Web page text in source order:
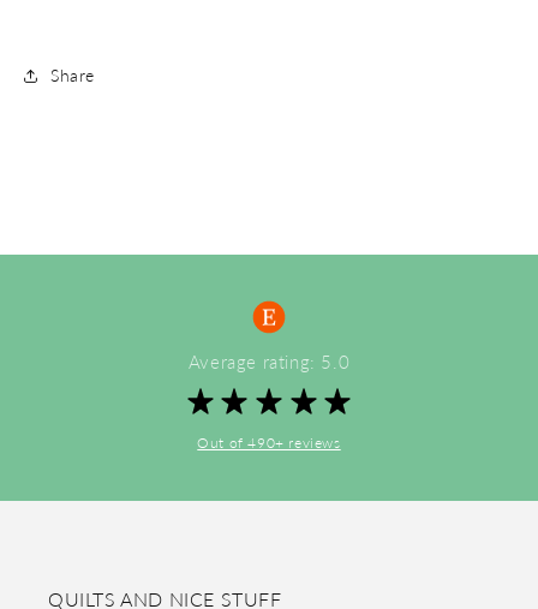
Share
Average rating: 5.0
Out of 490+ reviews
QUILTS AND NICE STUFF